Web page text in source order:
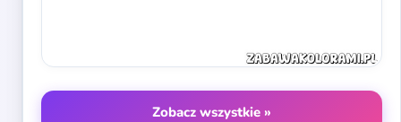
Zobacz wszystkie »